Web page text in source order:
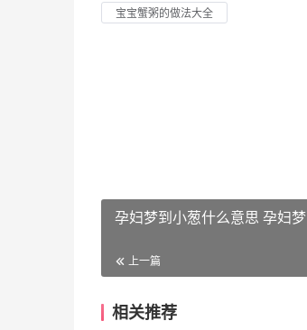
宝宝蟹粥的做法大全
孕妇梦到小葱什么意思 孕妇
上一篇
相关推荐